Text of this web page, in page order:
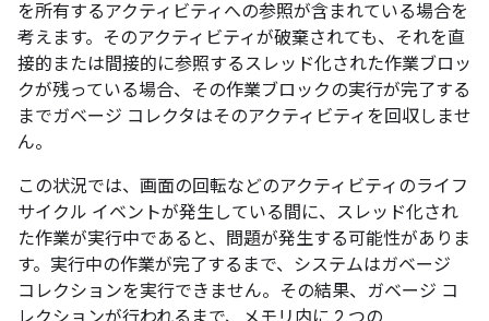
を所有するアクティビティへの参照が含まれている場合を
考えます。そのアクティビティが破棄されても、それを直
接的または間接的に参照するスレッド化された作業ブロッ
クが残っている場合、その作業ブロックの実行が完了する
までガベージ コレクタはそのアクティビティを回収しませ
ん。
この状況では、画面の回転などのアクティビティのライフ
サイクル イベントが発生している間に、スレッド化され
た作業が実行中であると、問題が発生する可能性がありま
す。実行中の作業が完了するまで、システムはガベージ
コレクションを実行できません。その結果、ガベージ コ